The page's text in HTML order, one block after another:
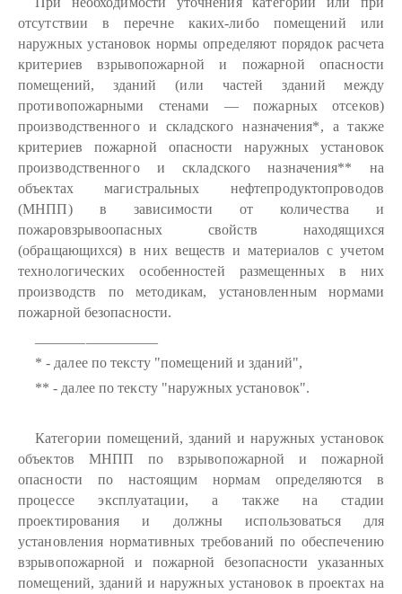
отсутствии в перечне каких-либо помещений или
наружных установок нормы определяют порядок расчета
критериев взрывопожарной и пожарной опасности
помещений, зданий (или частей зданий между
противопожарными стенами — пожарных отсеков)
производственного и складского назначения*, а также
критериев пожарной опасности наружных установок
производственного и складского назначения** на
объектах магистральных нефтепродуктопроводов
(МНПП) в зависимости от количества и
пожаровзрывоопасных свойств находящихся
(обращающихся) в них веществ и материалов с учетом
технологических особенностей размещенных в них
производств по методикам, установленным нормами
пожарной безопасности.
* - далее по тексту "помещений и зданий",
** - далее по тексту "наружных установок".
Категории помещений, зданий и наружных установок
объектов МНПП по взрывопожарной и пожарной
опасности по настоящим нормам определяются в
процессе эксплуатации, а также на стадии
проектирования и должны использоваться для
установления нормативных требований по обеспечению
взрывопожарной и пожарной безопасности указанных
помещений, зданий и наружных установок в проектах на